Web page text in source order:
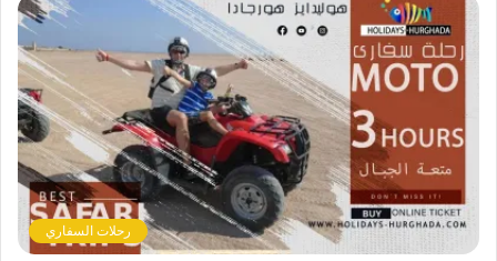
رحلات السفاري